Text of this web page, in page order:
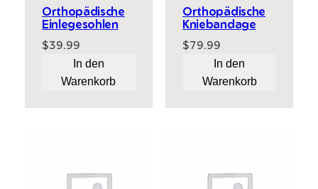
Orthopädische
Einlegesohlen
$39.99
In den
Warenkorb
Orthopädische
Kniebandage
$79.99
In den
Warenkorb